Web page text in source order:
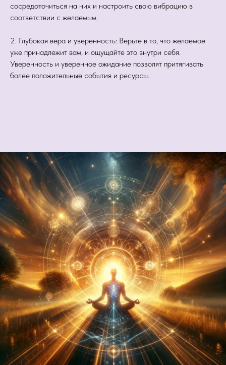
сосредоточиться на них и настроить свою вибрацию в
соответствии с желаемым.
2. Глубокая вера и уверенность: Верьте в то, что желаемое
уже принадлежит вам, и ощущайте это внутри себя.
Уверенность и уверенное ожидание позволят притягивать
более положительные события и ресурсы.